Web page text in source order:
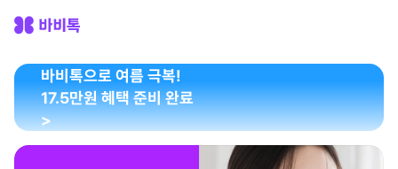
바비톡으로 여름 극복!
17.5만원 혜택 준비 완료
>